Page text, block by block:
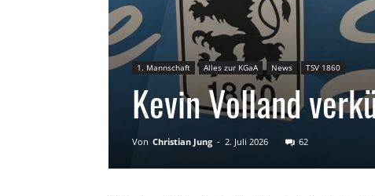
1. Mannschaft Alles zur KGaA News TSV 1860
Kevin Volland
Von Christian Jung - 2. Juli 2026 62